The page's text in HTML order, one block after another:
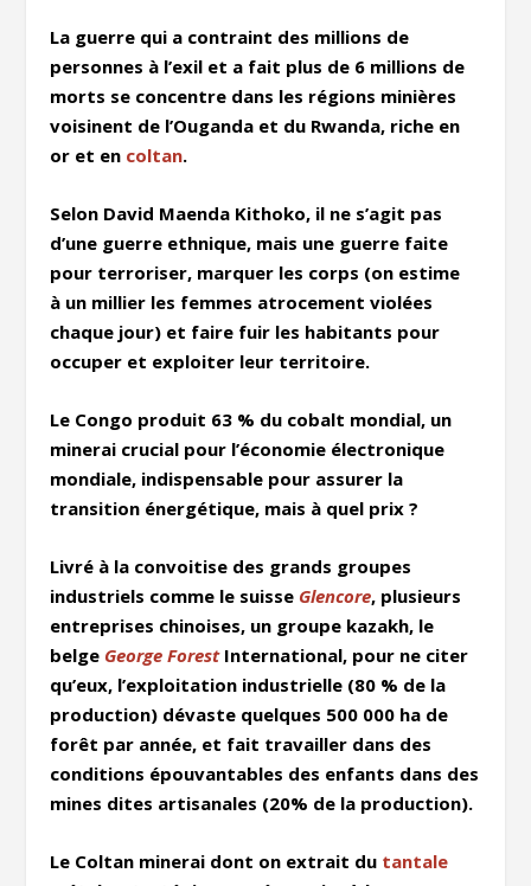
La guerre qui a contraint des millions de
personnes à l’exil et a fait plus de 6 millions de
morts se concentre dans les régions minières
voisinent de l’Ouganda et du Rwanda, riche en
or et en coltan.
Selon David Maenda Kithoko, il ne s’agit pas
d’une guerre ethnique, mais une guerre faite
pour terroriser, marquer les corps (on estime
à un millier les femmes atrocement violées
chaque jour) et faire fuir les habitants pour
occuper et exploiter leur territoire.
Le Congo produit 63 % du cobalt mondial, un
minerai crucial pour l’économie électronique
mondiale, indispensable pour assurer la
transition énergétique, mais à quel prix ?
Livré à la convoitise des grands groupes
industriels comme le suisse Glencore, plusieurs
entreprises chinoises, un groupe kazakh, le
belge George ForestInternational, pour ne citer
qu’eux, l’exploitation industrielle (80 % de la
production) dévaste quelques 500 000 ha de
forêt par année, et fait travailler dans des
conditions épouvantables des enfants dans des
mines dites artisanales (20% de la production).
Le Coltan minerai dont on extrait du tantale